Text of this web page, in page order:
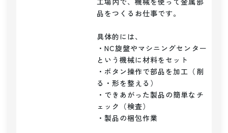
品をつくるお仕事です。
具体的には、
・NC旋盤やマシニングセンター
という機械に材料をセット
・ボタン操作で部品を加工（削
る・形を整える）
・できあがった製品の簡単なチ
ェック（検査）
・製品の梱包作業